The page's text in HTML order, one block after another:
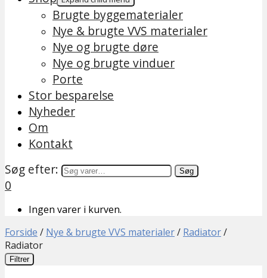
Brugte byggematerialer
Nye & brugte VVS materialer
Nye og brugte døre
Nye og brugte vinduer
Porte
Stor besparelse
Nyheder
Om
Kontakt
Søg efter:
Søg
0
Ingen varer i kurven.
Forside / Nye & brugte VVS materialer/ Radiator/
Radiator
Filtrer